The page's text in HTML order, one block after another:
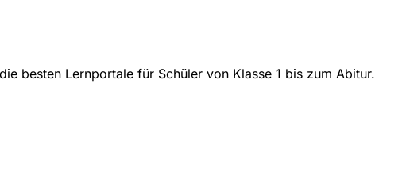
besten Lernportale für Schüler von Klasse 1 bis zum Abitur.